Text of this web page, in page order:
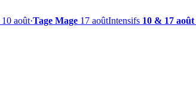
10 août·Tage Mage 17 aoûtIntensifs 10 & 17 août